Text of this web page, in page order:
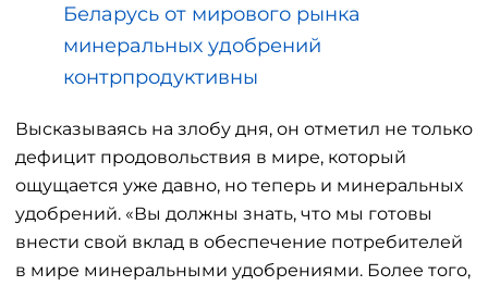
Беларусь от мирового рынка
минеральных удобрений
контрпродуктивны
Высказываясь на злобу дня, он отметил не только
дефицит продовольствия в мире, который
ощущается уже давно, но теперь и минеральных
удобрений. «Вы должны знать, что мы готовы
внести свой вклад в обеспечение потребителей
в мире минеральными удобрениями. Более того,